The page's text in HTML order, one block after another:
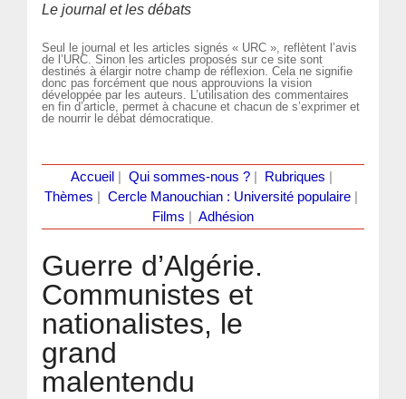
Le journal et les débats
Seul le journal et les articles signés « URC », reflètent l’avis
de l’URC. Sinon les articles proposés sur ce site sont
destinés à élargir notre champ de réflexion. Cela ne signifie
donc pas forcément que nous approuvions la vision
développée par les auteurs. L’utilisation des commentaires
en fin d’article, permet à chacune et chacun de s’exprimer et
de nourrir le débat démocratique.
Accueil Qui sommes-nous ?| Rubriques
Thèmes
Cercle Manouchian : Université populaire
Films
Adhésion
Guerre d’Algérie.
Communistes et
nationalistes, le
grand
malentendu